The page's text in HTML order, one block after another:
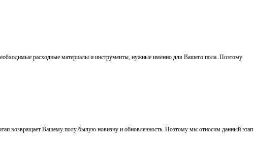
расходные материалы и инструменты, нужные именно для Вашего пола. Поэтому
возвращает Вашему полу былую новизну и обновленность. Поэтому мы относим данный этап